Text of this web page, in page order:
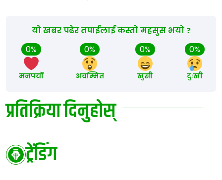
यो खबर पढेर तपाईलाई कस्तो महसुस भयो ?
0%
मनपर्यो
0%
अचम्मित
0%
खुसी
0%
दुःखी
प्रतिक्रिया दिनुहोस्
ट्रेंडिंग